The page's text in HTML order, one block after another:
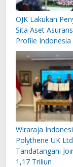
OJK Lakukan
Sita Aset
Profile Indonesia
Wiraraja
Polythene UK Ltd
Tandatangani
1,17 Triliun